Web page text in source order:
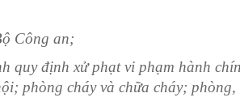
Công an;
quy định xử phạt vi phạm hành
phòng cháy và chữa cháy; phòng,